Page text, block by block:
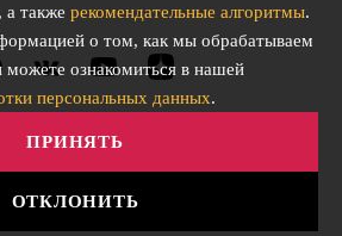
права защищены. 2015-2026
а также рекомендательные алгоритмы.
о том, как мы обрабатываем
ознакомиться в нашей
персональных данных.
ОТКЛОНИТЬ
ПРИНЯТЬ